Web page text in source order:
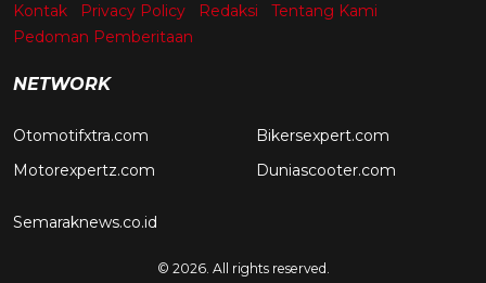
Kontak Privacy Policy Redaksi
Tentang Kami
Pedoman Pemberitaan
NETWORK
Otomotifxtra.com
Motorexpertz.com
Bikersexpert.com
Duniascooter.com
Semaraknews.co.id
© 2026. All rights reserved.